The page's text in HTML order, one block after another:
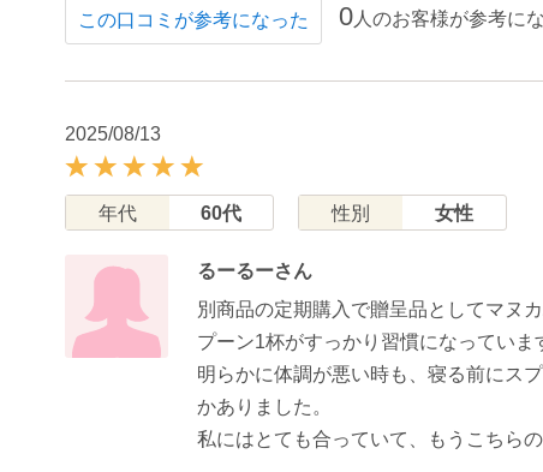
この口コミが参考になった 0人のお客様が参考に
2025/08/13
年代 60代 性別 女性
るーるーさん
別商品の定期購入で贈呈品としてマヌ
プーン1杯がすっかり習慣になっていま
明らかに体調が悪い時も、寝る前にス
かありました。
私にはとても合っていて、もうこちら